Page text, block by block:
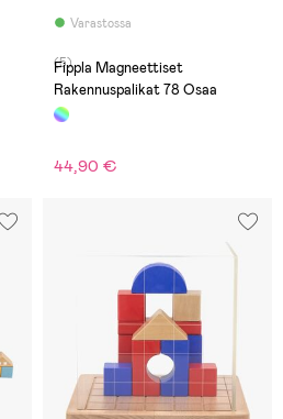
Varastossa
(5)
Fippla Magneettiset
Rakennuspalikat 78 Osaa
44,90 €